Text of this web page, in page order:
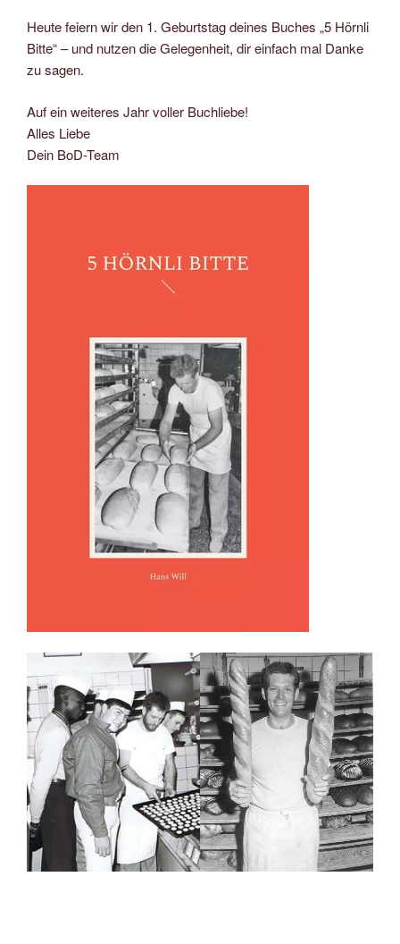
Heute feiern wir den 1. Geburtstag deines Buches „5 Hörnli
Bitte“ – und nutzen die Gelegenheit, dir einfach mal Danke
zu sagen.
Auf ein weiteres Jahr voller Buchliebe!
Alles Liebe
Dein BoD-Team